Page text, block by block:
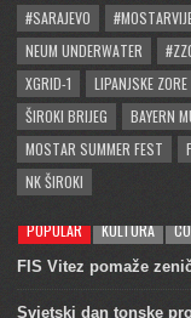
#SARAJEVO
NEUM UNDERWATER
XGRID-1
LIPANJSKE ZORE
ŠIROKI BRIJEG
BAYERN
MOSTAR SUMMER FEST
NK ŠIROKI
POPULAR KULTURA
FIS Vitez pomaže
Svjetski dan tonske